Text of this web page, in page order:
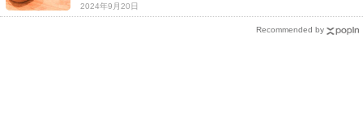
2024年9月20日
Recommended by